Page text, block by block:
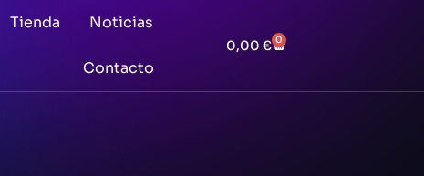
Tienda Noticias
Contacto
0,00€ 0